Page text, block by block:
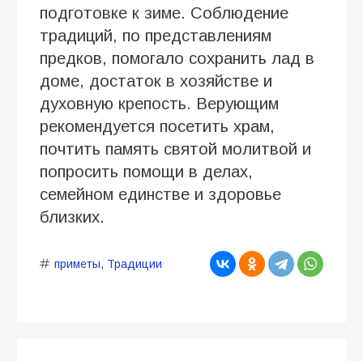
подготовке к зиме. Соблюдение
традиций, по представлениям
предков, помогало сохранить лад в
доме, достаток в хозяйстве и
духовную крепость. Верующим
рекомендуется посетить храм,
почтить память святой молитвой и
попросить помощи в делах,
семейном единстве и здоровье
близких.
приметы, Традиции